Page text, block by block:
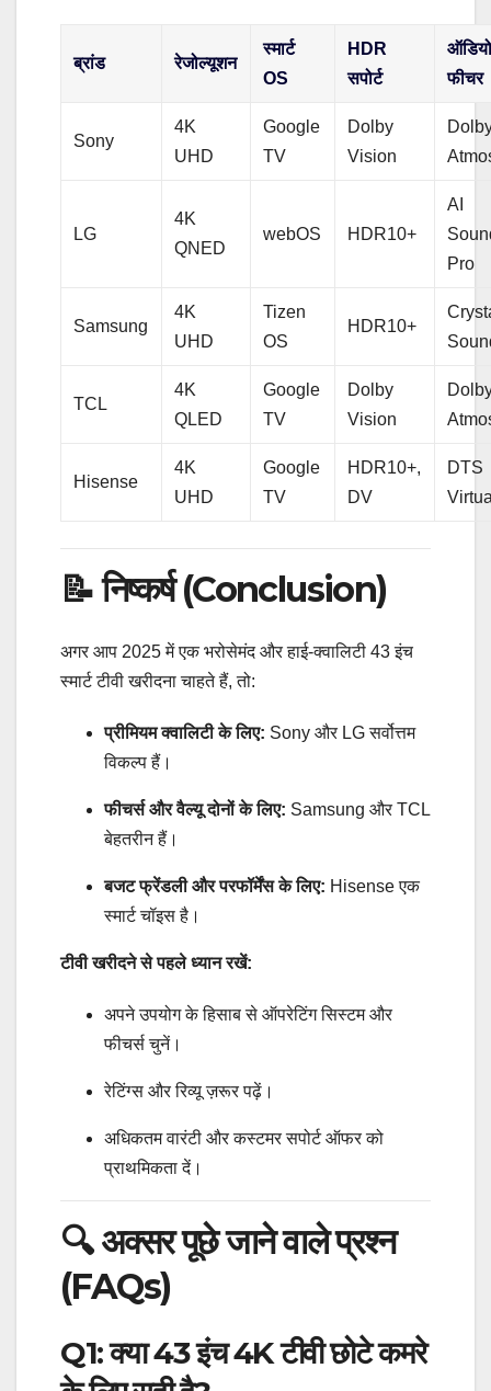
ब्रांड रेजोल्यूशन
स्मार्ट
OS
HDR
सपोर्ट
फीचर
Sony
4K
UHD
Google
TV
Dolby
Vision
LG
4K
QNED
webOS HDR10+
AI
Pro
Samsung
4K
UHD
Tizen
OS
HDR10+
TCL
4K
QLED
Google
TV
Dolby
Vision
Hisense
4K
UHD
Google
TV
HDR10+,
DV
DTS
📝 निष्कर्ष (Conclusion)
अगर आप 2025 में एक भरोसेमंद और हाई-क्वालिटी 43 इंच
स्मार्ट टीवी खरीदना चाहते हैं, तो:
प्रीमियम क्वालिटी के लिए: Sony और LG सर्वोत्तम
विकल्प हैं।
फीचर्स और वैल्यू दोनों के लिए: Samsung और TCL
बेहतरीन हैं।
बजट फ्रेंडली और परफॉर्मेंस के लिए: Hisense एक
स्मार्ट चॉइस है।
टीवी खरीदने से पहले ध्यान रखें:
अपने उपयोग के हिसाब से ऑपरेटिंग सिस्टम और
फीचर्स चुनें।
रेटिंग्स और रिव्यू ज़रूर पढ़ें।
अधिकतम वारंटी और कस्टमर सपोर्ट ऑफर को
प्राथमिकता दें।
🔍 अक्सर पूछे जाने वाले प्रश्न
(FAQs)
Q1: क्या 43 इंच 4K टीवी छोटे कमरे